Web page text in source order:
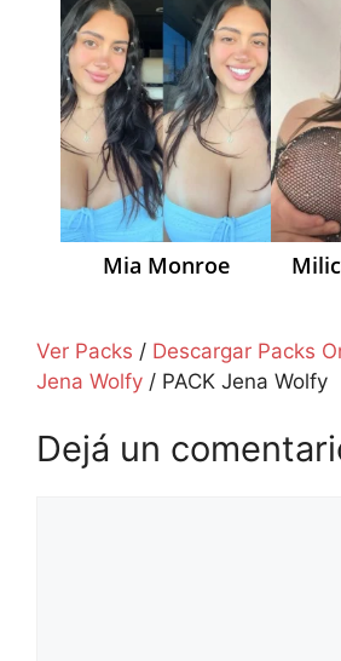
Mia Monroe
Ver Packs / Descargar Packs
Jena Wolfy / PACK Jena Wolfy
Dejá un